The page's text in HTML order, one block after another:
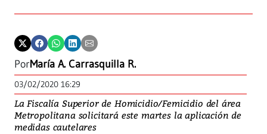
PorMaría A. Carrasquilla R.
03/02/2020 16:29
La Fiscalía Superior de Homicidio/Femicidio del área
Metropolitana solicitará este martes la aplicación de
medidas cautelares